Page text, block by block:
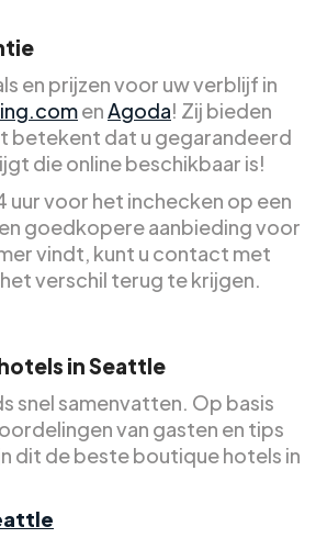
en prijzen voor uw verblijf in
enAgoda! Zij bieden
betekent dat u gegarandeerd
die online beschikbaar is!
uur voor het inchecken op een
goedkopere aanbieding voor
vindt, kunt u contact met
verschil terug te krijgen.
in Seattle
snel samenvatten. Op basis
van gasten en tips
dit de beste boutique hotels in